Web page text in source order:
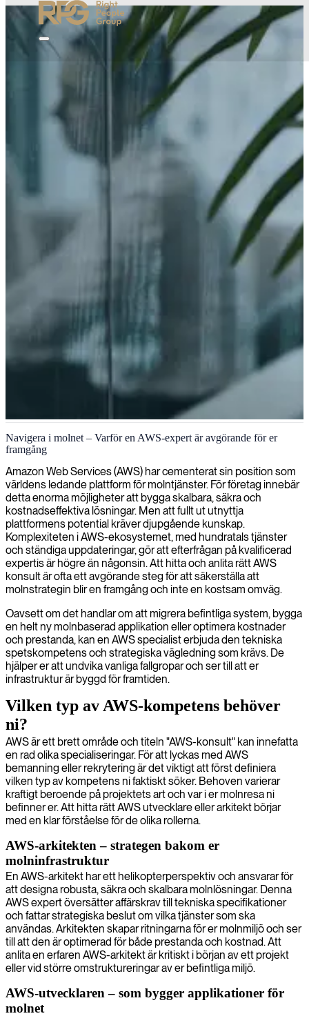
AWS-certifierad utvecklingsexpertis
Vi tillhandahåller certifierade AWS-utvecklare för att optimera dina
molnlösningar och påskynda utvecklingen i Amazon Web Services-
miljöer.
Navigera i molnet – Varför en AWS-expert är avgörande för er
framgång
Amazon Web Services (AWS) har cementerat sin position som
världens ledande plattform för molntjänster. För företag innebär
detta enorma möjligheter att bygga skalbara, säkra och
kostnadseffektiva lösningar. Men att fullt ut utnyttja
plattformens potential kräver djupgående kunskap.
Komplexiteten i AWS-ekosystemet, med hundratals tjänster
och ständiga uppdateringar, gör att efterfrågan på kvalificerad
expertis är högre än någonsin. Att hitta och anlita rätt AWS
konsult är ofta ett avgörande steg för att säkerställa att
molnstrategin blir en framgång och inte en kostsam omväg.
Oavsett om det handlar om att migrera befintliga system, bygga
en helt ny molnbaserad applikation eller optimera kostnader
och prestanda, kan en AWS specialist erbjuda den tekniska
spetskompetens och strategiska vägledning som krävs. De
hjälper er att undvika vanliga fallgropar och ser till att er
infrastruktur är byggd för framtiden.
Vilken typ av AWS-kompetens behöver
ni?
AWS är ett brett område och titeln "AWS-konsult" kan innefatta
en rad olika specialiseringar. För att lyckas med AWS
bemanning eller rekrytering är det viktigt att först definiera
vilken typ av kompetens ni faktiskt söker. Behoven varierar
kraftigt beroende på projektets art och var i er molnresa ni
befinner er. Att hitta rätt AWS utvecklare eller arkitekt börjar
med en klar förståelse för de olika rollerna.
AWS-arkitekten – strategen bakom er
molninfrastruktur
En AWS-arkitekt har ett helikopterperspektiv och ansvarar för
att designa robusta, säkra och skalbara molnlösningar. Denna
AWS expert översätter affärskrav till tekniska specifikationer
och fattar strategiska beslut om vilka tjänster som ska
användas. Arkitekten skapar ritningarna för er molnmiljö och ser
till att den är optimerad för både prestanda och kostnad. Att
anlita en erfaren AWS-arkitekt är kritiskt i början av ett projekt
eller vid större omstruktureringar av er befintliga miljö.
AWS-utvecklaren – som bygger applikationer för
molnet